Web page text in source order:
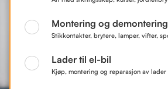
Montering og demontering
Lader til el-bil
Kjøp, montering og reparasjon av lader